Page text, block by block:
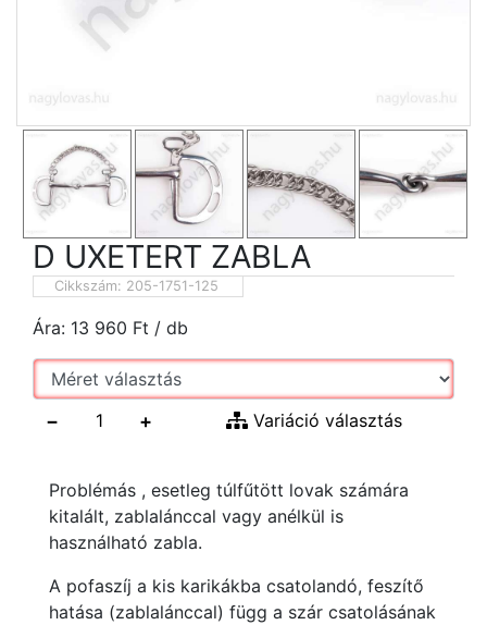
D UXETERT ZABLA
Cikkszám: 205-1751-125
Ára: 13 960 Ft / db
− + Variáció választás
Problémás , esetleg túlfűtött lovak számára
kitalált, zablalánccal vagy anélkül is
használható zabla.
A pofaszíj a kis karikákba csatolandó, feszítő
hatása (zablalánccal) függ a szár csatolásának